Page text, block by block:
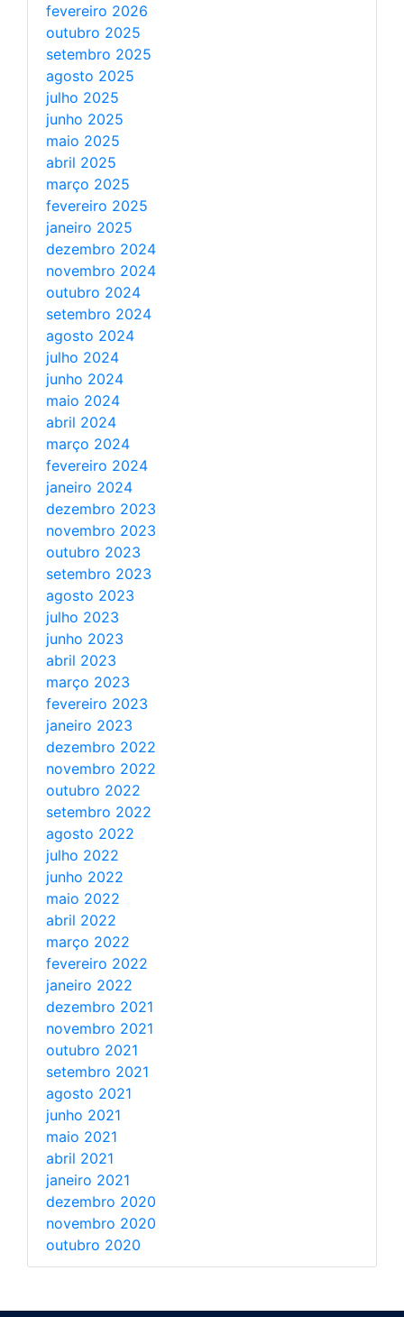
fevereiro 2026
outubro 2025
setembro 2025
agosto 2025
julho 2025
junho 2025
maio 2025
abril 2025
março 2025
fevereiro 2025
janeiro 2025
dezembro 2024
novembro 2024
outubro 2024
setembro 2024
agosto 2024
julho 2024
junho 2024
maio 2024
abril 2024
março 2024
fevereiro 2024
janeiro 2024
dezembro 2023
novembro 2023
outubro 2023
setembro 2023
agosto 2023
julho 2023
junho 2023
abril 2023
março 2023
fevereiro 2023
janeiro 2023
dezembro 2022
novembro 2022
outubro 2022
setembro 2022
agosto 2022
julho 2022
junho 2022
maio 2022
abril 2022
março 2022
fevereiro 2022
janeiro 2022
dezembro 2021
novembro 2021
outubro 2021
setembro 2021
agosto 2021
junho 2021
maio 2021
abril 2021
janeiro 2021
dezembro 2020
novembro 2020
outubro 2020